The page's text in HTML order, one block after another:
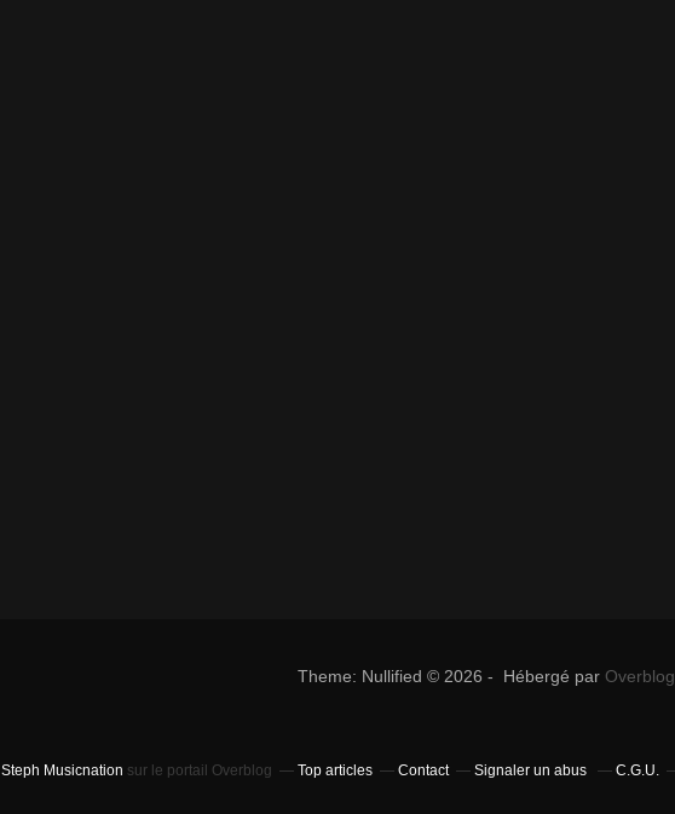
Theme: Nullified © 2026 - Hébergé par Overblog
Steph Musicnation sur le portail Overblog Top articles Contact Signaler un abus C.G.U.